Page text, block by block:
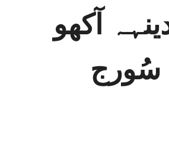
دینہہ آکھو